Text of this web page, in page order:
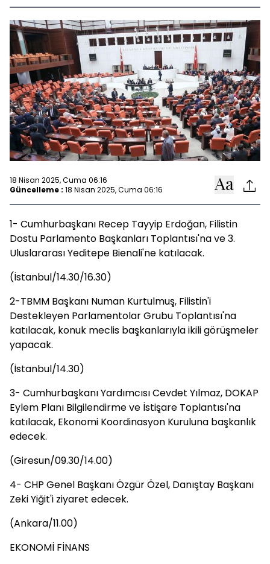
18 Nisan 2025, Cuma 06:16
Güncelleme : 18 Nisan 2025, Cuma 06:16
1- Cumhurbaşkanı Recep Tayyip Erdoğan, Filistin
Dostu Parlamento Başkanları Toplantısı'na ve 3.
Uluslararası Yeditepe Bienali'ne katılacak.
(İstanbul/14.30/16.30)
2-TBMM Başkanı Numan Kurtulmuş, Filistin'i
Destekleyen Parlamentolar Grubu Toplantısı'na
katılacak, konuk meclis başkanlarıyla ikili görüşmeler
yapacak.
(İstanbul/14.30)
3- Cumhurbaşkanı Yardımcısı Cevdet Yılmaz, DOKAP
Eylem Planı Bilgilendirme ve İstişare Toplantısı'na
katılacak, Ekonomi Koordinasyon Kuruluna başkanlık
edecek.
(Giresun/09.30/14.00)
4- CHP Genel Başkanı Özgür Özel, Danıştay Başkanı
Zeki Yiğit'i ziyaret edecek.
(Ankara/11.00)
EKONOMİ FİNANS